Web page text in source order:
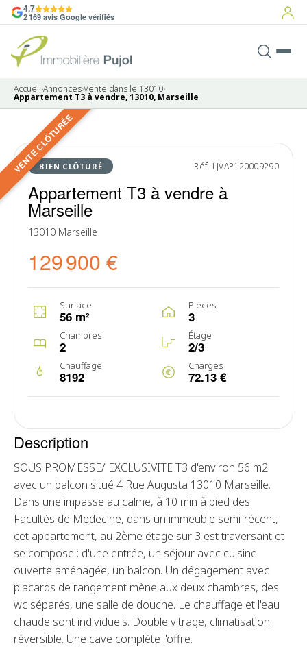
4.7
2 169 avis Google vérifiés
Accueil›Annonces›Vente dans le 13010›
Appartement T3 à vendre, 13010, Marseille
VENTE CLÔTURÉE
BIEN CLÔTURÉ Réf. LJVAP120009290
Appartement T3 à vendre à
Marseille
13010 Marseille
129 900 €
Surface
56 m²
Pièces
3
Chambres
2
Étage
2/3
Chauffage
8192
Charges
72.13 €
VENDU
8 photos
Description
SOUS PROMESSE/ EXCLUSIVITE T3 d'environ 56 m2
avec un balcon situé 4 Rue Augusta 13010 Marseille.
Dans une impasse au calme, à 10 min à pied des
Facultés de Medecine, dans un immeuble semi-récent,
cet appartement, au 2ème étage sur 3 est traversant et
se compose : d'une entrée, un séjour avec cuisine
ouverte aménagée, un balcon. Un dégagement avec
placards de rangement mène aux deux chambres, des
wc séparés, une salle de douche. Le chauffage et l'eau
chaude sont individuels. Double vitrage, climatisation
réversible. Une cave complète l'offre.